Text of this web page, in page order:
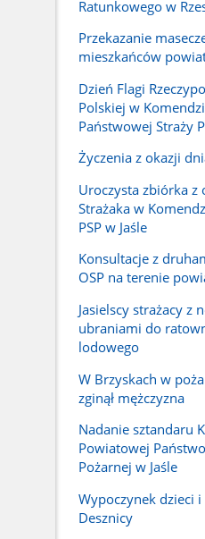
Ratunkowego w
Przekazanie
mieszkańców
Dzień Flagi
Polskiej w
Państwowej Straży
Życzenia z okazji
Uroczysta zbiórka z
Strażaka w
PSP w Jaśle
Konsultacje z
OSP na terenie
Jasielscy strażacy z
ubraniami do
lodowego
W Brzyskach w
zginął mężczyzna
Nadanie sztandaru
Powiatowej
Pożarnej w Jaśle
Wypoczynek dzieci i
Desznicy